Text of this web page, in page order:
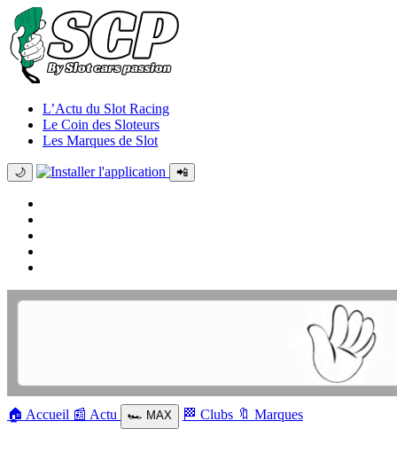
L’Actu du Slot Racing
Le Coin des Sloteurs
Les Marques de Slot
🌙 📲
🏠 Accueil 📰 Actu 🏎️ MAX 🏁 Clubs 🔖 Marques